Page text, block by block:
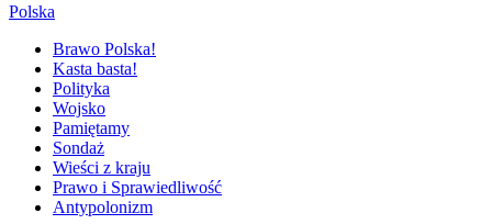
Polska
Brawo Polska!
Kasta basta!
Polityka
Wojsko
Pamiętamy
Sondaż
Wieści z kraju
Prawo i Sprawiedliwość
Antypolonizm